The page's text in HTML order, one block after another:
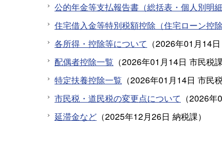
公的年金等支払報告書（総括表・個人別明
住宅借入金等特別税額控除（住宅ローン控
各所得・控除等について （2026年01月14日
配偶者控除一覧 （2026年01月14日 市民税
特定扶養控除一覧 （2026年01月14日 市民
市民税・道民税の変更点について （2026年
延滞金など （2025年12月26日 納税課）